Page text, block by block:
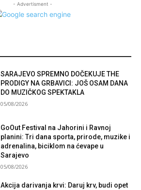
- Advertisment -
SARAJEVO SPREMNO DOČEKUJE THE
PRODIGY NA GRBAVICI: JOŠ OSAM DANA
DO MUZIČKOG SPEKTAKLA
05/08/2026
GoOut Festival na Jahorini i Ravnoj
planini: Tri dana sporta, prirode, muzike i
adrenalina, biciklom na ćevape u
Sarajevo
05/08/2026
Akcija darivanja krvi: Daruj krv, budi opet